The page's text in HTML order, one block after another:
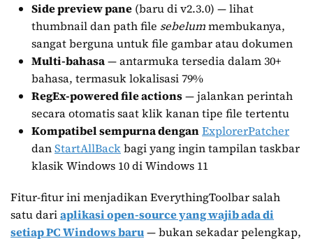
Side preview pane (baru di v2.3.0) — lihat
thumbnail dan path file sebelummembukanya,
sangat berguna untuk file gambar atau dokumen
Multi-bahasa— antarmuka tersedia dalam 30+
bahasa, termasuk lokalisasi 79%
RegEx-powered file actions— jalankan perintah
secara otomatis saat klik kanan tipe file tertentu
Kompatibel sempurna denganExplorerPatcher
danStartAllBackbagi yang ingin tampilan taskbar
klasik Windows 10 di Windows 11
Fitur-fitur ini menjadikan EverythingToolbar salah
satu dariaplikasi open-source yang wajib ada di
setiap PC Windows baru— bukan sekadar pelengkap,